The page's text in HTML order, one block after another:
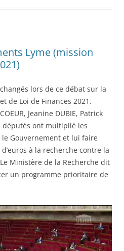
Lyme (mission
lors de ce débat sur la
de Loi de Finances 2021.
Jeanine DUBIE, Patrick
députés ont multiplié les
Gouvernement et lui faire
à la recherche contre la
Ministère de la Recherche dit
un programme prioritaire de